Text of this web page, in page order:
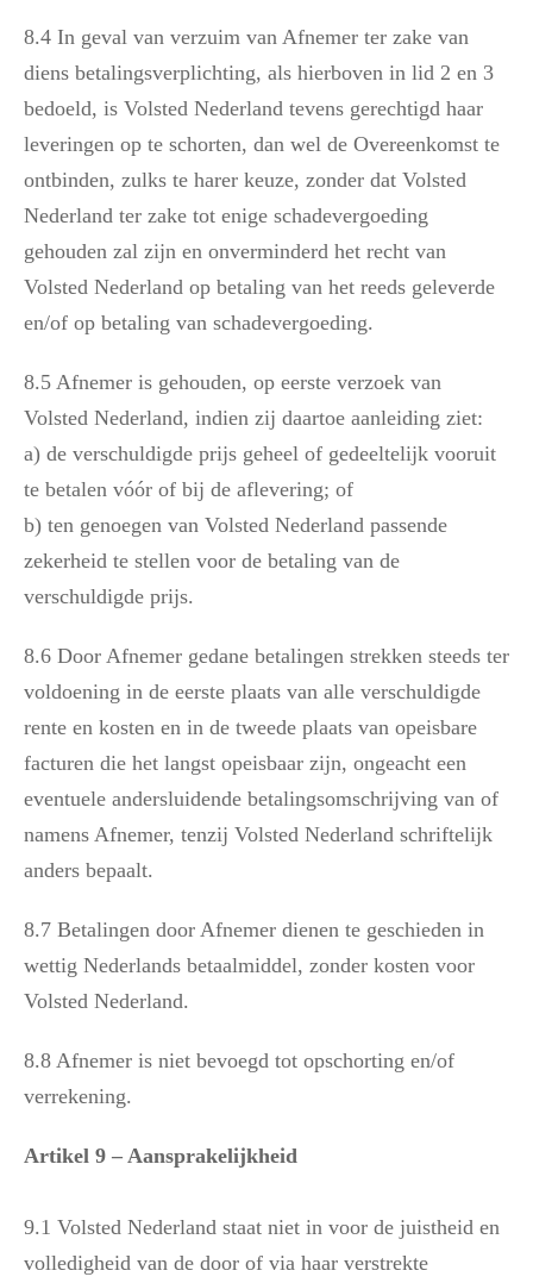
8.4 In geval van verzuim van Afnemer ter zake van
diens betalingsverplichting, als hierboven in lid 2 en 3
bedoeld, is Volsted Nederland tevens gerechtigd haar
leveringen op te schorten, dan wel de Overeenkomst te
ontbinden, zulks te harer keuze, zonder dat Volsted
Nederland ter zake tot enige schadevergoeding
gehouden zal zijn en onverminderd het recht van
Volsted Nederland op betaling van het reeds geleverde
en/of op betaling van schadevergoeding.
8.5 Afnemer is gehouden, op eerste verzoek van
Volsted Nederland, indien zij daartoe aanleiding ziet:
a) de verschuldigde prijs geheel of gedeeltelijk vooruit
te betalen vóór of bij de aflevering; of
b) ten genoegen van Volsted Nederland passende
zekerheid te stellen voor de betaling van de
verschuldigde prijs.
8.6 Door Afnemer gedane betalingen strekken steeds ter
voldoening in de eerste plaats van alle verschuldigde
rente en kosten en in de tweede plaats van opeisbare
facturen die het langst opeisbaar zijn, ongeacht een
eventuele andersluidende betalingsomschrijving van of
namens Afnemer, tenzij Volsted Nederland schriftelijk
anders bepaalt.
8.7 Betalingen door Afnemer dienen te geschieden in
wettig Nederlands betaalmiddel, zonder kosten voor
Volsted Nederland.
8.8 Afnemer is niet bevoegd tot opschorting en/of
verrekening.
Artikel 9 – Aansprakelijkheid
9.1 Volsted Nederland staat niet in voor de juistheid en
volledigheid van de door of via haar verstrekte